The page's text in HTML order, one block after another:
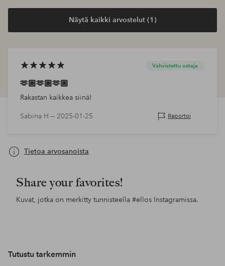
Näytä kaikki arvostelut (1)
Vahvistettu ostaja
🫶🏼🫶🏼🫶🏼
Rakastan kaikkea siinä!
Sabina H — 2025-01-25 Raportoi
Tietoa arvosanoista
Share your favorites!
Kuvat, jotka on merkitty tunnisteella #ellos Instagramissa.
Tutustu tarkemmin